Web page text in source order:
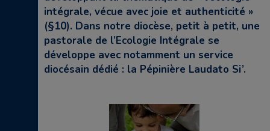
intégrale, vécue avec joie et authenticité »
(§10). Dans notre diocèse, petit à petit, une
pastorale de l’Ecologie Intégrale se
développe avec notamment un service
diocésain dédié : la Pépinière Laudato Si’.